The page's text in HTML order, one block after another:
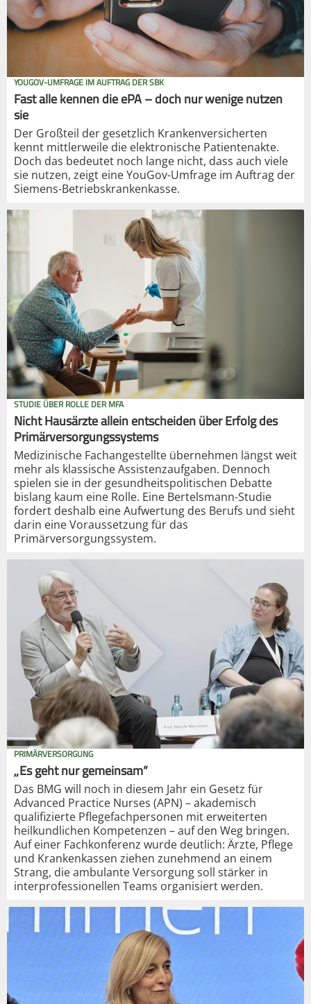
YOUGOV-UMFRAGE IM AUFTRAG DER SBK
Fast alle kennen die ePA – doch nur wenige nutzen
sie
Der Großteil der gesetzlich Krankenversicherten
kennt mittlerweile die elektronische Patientenakte.
Doch das bedeutet noch lange nicht, dass auch viele
sie nutzen, zeigt eine YouGov-Umfrage im Auftrag der
Siemens-Betriebskrankenkasse.
STUDIE ÜBER ROLLE DER MFA
Nicht Hausärzte allein entscheiden über Erfolg des
Primärversorgungssystems
Medizinische Fachangestellte übernehmen längst weit
mehr als klassische Assistenzaufgaben. Dennoch
spielen sie in der gesundheitspolitischen Debatte
bislang kaum eine Rolle. Eine Bertelsmann-Studie
fordert deshalb eine Aufwertung des Berufs und sieht
darin eine Voraussetzung für das
Primärversorgungssystem.
PRIMÄRVERSORGUNG
„Es geht nur gemeinsam“
Das BMG will noch in diesem Jahr ein Gesetz für
Advanced Practice Nurses (APN) – akademisch
qualifizierte Pflegefachpersonen mit erweiterten
heilkundlichen Kompetenzen – auf den Weg bringen.
Auf einer Fachkonferenz wurde deutlich: Ärzte, Pflege
und Krankenkassen ziehen zunehmend an einem
Strang, die ambulante Versorgung soll stärker in
interprofessionellen Teams organisiert werden.